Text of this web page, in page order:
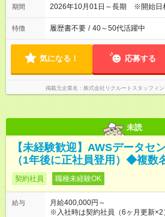
期間 2026年10月01日～長期 ※開始
特徴 履歴書不要 / 40～50代活躍中
気になる！ 応募する
掲載元企業名 株式会社リクルートスタッフィ
未読
【未経験歓迎】AWSデータセ
（1年後に正社員登用）◆複数
契約社員 職種未経験OK
給与
月給400,000円～
※入社時は契約社員（6ヶ月更新